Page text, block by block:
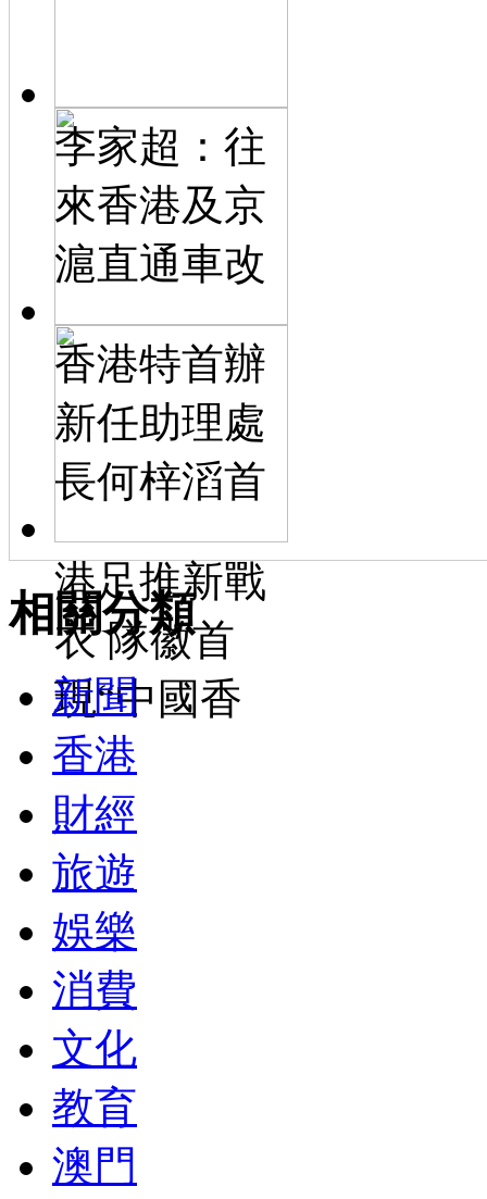
李家超：往
來香港及京
滬直通車改
香港特首辦
新任助理處
長何梓滔首
港足推新戰
衣 隊徽首
現“中國香
相關分類
新聞
香港
財經
旅遊
娛樂
消費
文化
教育
澳門